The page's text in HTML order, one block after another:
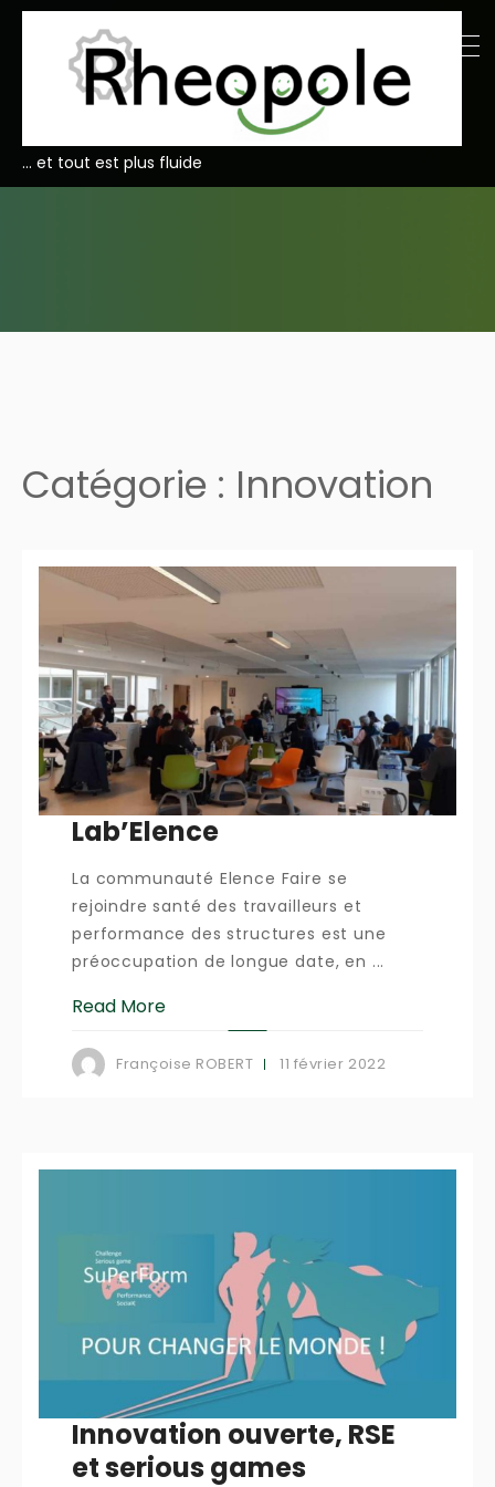
… et tout est plus fluide
Catégorie : Innovation
Lab’Elence
La communauté Elence Faire se
rejoindre santé des travailleurs et
performance des structures est une
préoccupation de longue date, en ...
Read More
Françoise ROBERT 11 février 2022
Innovation ouverte, RSE
et serious games